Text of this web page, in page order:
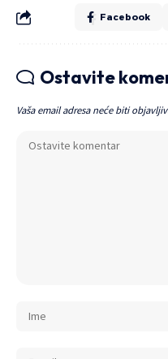
Facebook
Ostavite
Vaša email adresa neće biti